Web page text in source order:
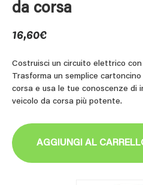
da corsa
16,60€
Costruisci un circuito elettrico
Trasforma un semplice
corsa e usa le tue conoscenze di
veicolo da corsa più potente.
AGGIUNGI AL